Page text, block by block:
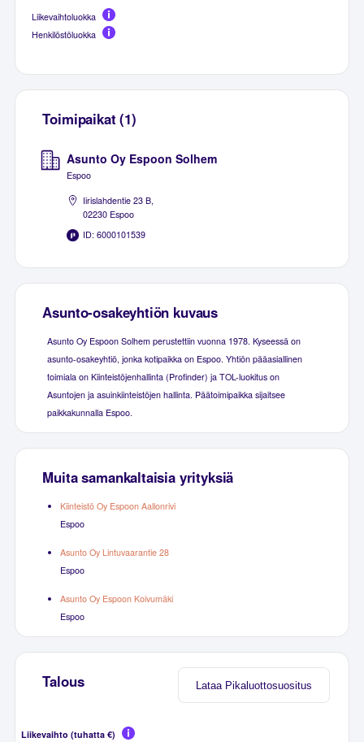
Liikevaihtoluokka
Henkilöstöluokka
Toimipaikat (1)
Asunto Oy Espoon Solhem
Espoo
Iirislahdentie 23 B,
02230 Espoo
ID: 6000101539
Asunto-osakeyhtiön kuvaus
Asunto Oy Espoon Solhem perustettiin vuonna 1978. Kyseessä on
asunto-osakeyhtiö, jonka kotipaikka on Espoo. Yhtiön pääasiallinen
toimiala on Kiinteistöjenhallinta (Profinder) ja TOL-luokitus on
Asuntojen ja asuinkiinteistöjen hallinta. Päätoimipaikka sijaitsee
paikkakunnalla Espoo.
Muita samankaltaisia yrityksiä
Kiinteistö Oy Espoon Aallonrivi
Espoo
Asunto Oy Lintuvaarantie 28
Espoo
Asunto Oy Espoon Koivumäki
Espoo
Lataa Pikaluottosuositus
Talous
Liikevaihto (tuhatta €)